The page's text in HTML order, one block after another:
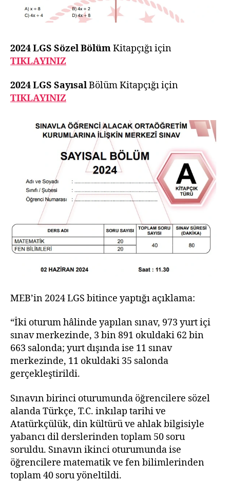
2024 LGS Sözel BölümKitapçığı için
TIKLAYINIZ
2024 LGS SayısalBölüm Kitapçığı için
TIKLAYINIZ
MEB’in 2024 LGS bitince yaptığı açıklama:
“İki oturum hâlinde yapılan sınav, 973 yurt içi
sınav merkezinde, 3 bin 891 okuldaki 62 bin
663 salonda; yurt dışında ise 11 sınav
merkezinde, 11 okuldaki 35 salonda
gerçekleştirildi.
Sınavın birinci oturumunda öğrencilere sözel
alanda Türkçe, T.C. inkılap tarihi ve
Atatürkçülük, din kültürü ve ahlak bilgisiyle
yabancı dil derslerinden toplam 50 soru
soruldu. Sınavın ikinci oturumunda ise
öğrencilere matematik ve fen bilimlerinden
toplam 40 soru yöneltildi.